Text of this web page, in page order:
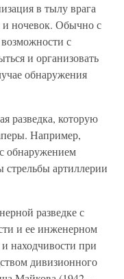
в тылу врага
ночевок. Обычно с
с
и организовать
обнаружения
разведка, которую
Например,
обнаружением
стрельбы артиллерии
разведке с
и ее инженерном
находчивости при
дивизионного